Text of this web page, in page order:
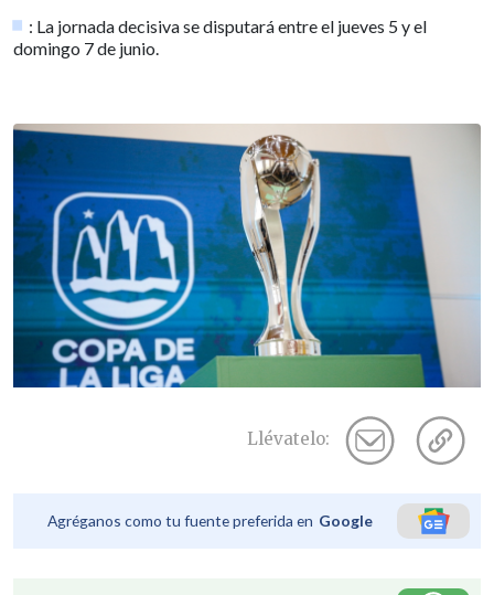
: La jornada decisiva se disputará entre el jueves 5 y el
domingo 7 de junio.
Llévatelo:
Agréganos como tu fuente preferida en Google